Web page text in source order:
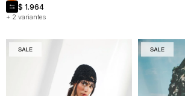
+ 2 variantes
$ 1.964